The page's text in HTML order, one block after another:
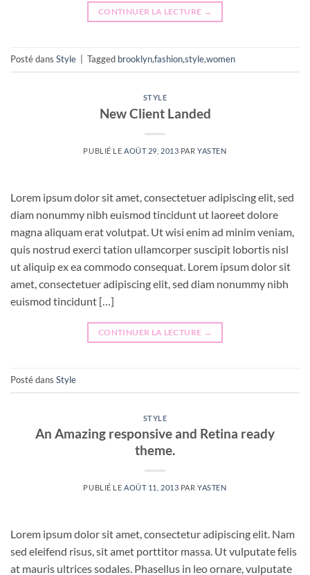
CONTINUER LA LECTURE →
Posté dans Style Tagged brooklyn,fashion,style,women
STYLE
New Client Landed
PUBLIÉ LE AOÛT 29, 2013 PARYASTEN
Lorem ipsum dolor sit amet, consectetuer adipiscing elit, sed
diam nonummy nibh euismod tincidunt ut laoreet dolore
magna aliquam erat volutpat. Ut wisi enim ad minim veniam,
quis nostrud exerci tation ullamcorper suscipit lobortis nisl
ut aliquip ex ea commodo consequat. Lorem ipsum dolor sit
amet, consectetuer adipiscing elit, sed diam nonummy nibh
euismod tincidunt […]
CONTINUER LA LECTURE →
Posté dans Style
STYLE
An Amazing responsive and Retina ready
theme.
PUBLIÉ LEAOÛT 11, 2013 PARYASTEN
Lorem ipsum dolor sit amet, consectetur adipiscing elit. Nam
sed eleifend risus, sit amet porttitor massa. Ut vulputate felis
at mauris ultrices sodales. Phasellus in leo ornare, vulputate